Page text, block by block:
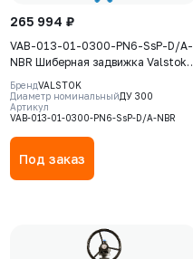
265 994 ₽
VAB-013-01-0300-PN6-SsP-D/A-
NBR Шиберная задвижка Valstok,
серия VAB, DN 0300, PN=6 Бар,
пневмопривод двойного действия,
корпус GJS-400-15 (GGG40), нож
AISI304, седловое уплотнение
NBR
БрендVALSTOK
Диаметр номинальныйДУ 300
Артикул
VAB-013-01-0300-PN6-SsP-D/A-NBR
Под заказ